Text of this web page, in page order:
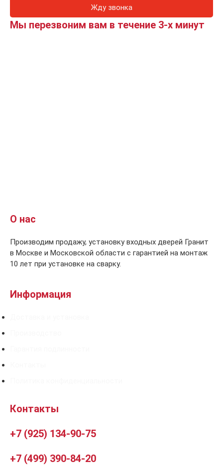
Жду звонка
Мы перезвоним вам в течение 3-х минут
О нас
Производим продажу, установку входных дверей Гранит
в Москве и Московской области с гарантией на монтаж
10 лет при установке на сварку.
Информация
Контакты
+7 (925) 134-90-75
+7 (499) 390-84-20